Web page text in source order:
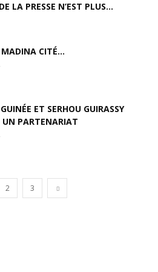
LA PRESSE N’EST PLUS…
CITÉ…
ET SERHOU GUIRASSY
UN PARTENARIAT
2 3